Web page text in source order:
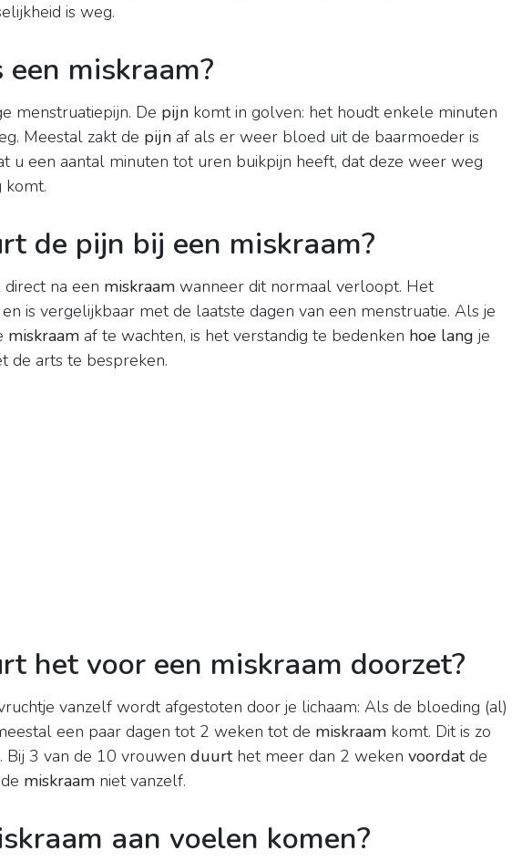
is weg.
miskraam?
menstruatiepijn. De pijn komt in golven: het houdt enkele minuten
Meestal zakt de pijn af als er weer bloed uit de baarmoeder is
u een aantal minuten tot uren buikpijn heeft, dat deze weer weg
de pijn bij een miskraam?
na een miskraam wanneer dit normaal verloopt. Het
is vergelijkbaar met de laatste dagen van een menstruatie. Als je
miskraam af te wachten, is het verstandig te bedenken hoe lang je
de arts te bespreken.
het voor een miskraam doorzet?
vanzelf wordt afgestoten door je lichaam: Als de bloeding (al)
een paar dagen tot 2 weken tot de miskraam komt. Dit is zo
3 van de 10 vrouwen duurthet meer dan 2 weken voordatde
miskraam niet vanzelf.
aan voelen komen?